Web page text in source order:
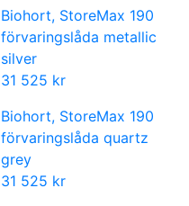
Biohort, StoreMax 190
förvaringslåda metallic
silver
31 525 kr
Biohort, StoreMax 190
förvaringslåda quartz
grey
31 525 kr